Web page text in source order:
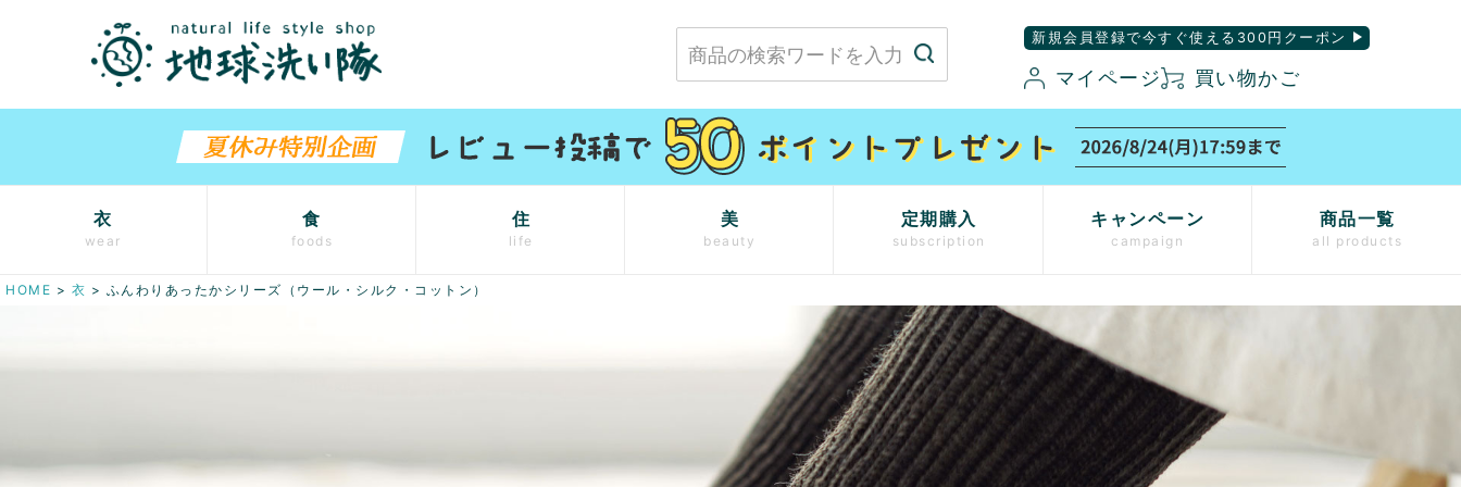
新規会員登録で今すぐ使える300円クーポン
マイページ 買い物かご
衣
wear
食
foods
住
life
美
beauty
定期購入
subscription
キャンペーン
campaign
商品一覧
all products
HOME 衣 ふんわりあったかシリーズ（ウール・シルク・コットン）